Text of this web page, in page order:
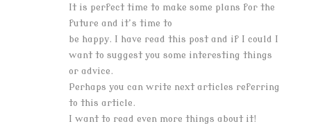
It is perfect time to make some plans for the
future and it’s time to
be happy. I have read this post and if I could I
want to suggest you some interesting things
or advice.
Perhaps you can write next articles referring
to this article.
I want to read even more things about it!